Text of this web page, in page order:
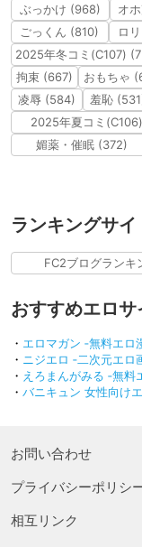
ぶっかけ (968)
オ
ごっくん (810)
ロ
2025年冬コミ(C107)
拘束 (667)
おもちゃ
凌辱 (584)
羞恥
2025年夏コミ
媚薬・催眠 (372)
ランキングサイ
FC2ブログランキ
おすすめエロサ
・ エロマガン ‐無料エロ
・ ニジエロ ‐二次元エロ
・ えろまんがみる ‐無料
・ バニキュン 女性向け
お問い合わせ
プライバシーポリシ
相互リンク